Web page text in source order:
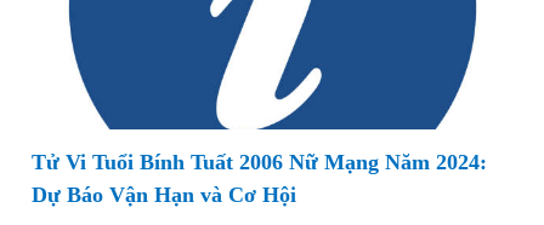
Tử Vi Tuổi Bính Tuất 2006 Nữ Mạng Năm 2024:
Dự Báo Vận Hạn và Cơ Hội